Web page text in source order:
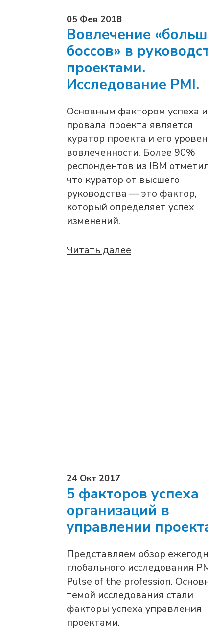
05 Фев 2018
Вовлечение
боссов» в
проектами.
Исследование PMI.
Основным фактором успеха
провала проекта является
куратор проекта и его
вовлеченности. Более 90%
респондентов из IBM
что куратор от высшего
руководства — это фактор,
который определяет успех
изменений.
Читать далее
24 Окт 2017
5 факторов успеха
организаций в
управлении
Представляем обзор
глобального исследования
Pulse of the profession.
темой исследования стали
факторы успеха управления
проектами.